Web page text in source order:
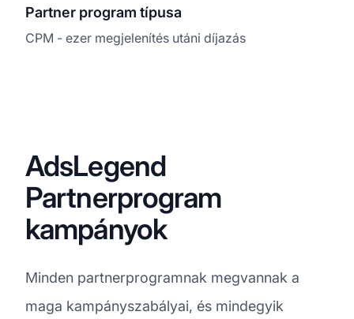
Partner program típusa
CPM - ezer megjelenítés utáni díjazás
AdsLegend
Partnerprogram
kampányok
Minden partnerprogramnak megvannak a
maga kampányszabályai, és mindegyik